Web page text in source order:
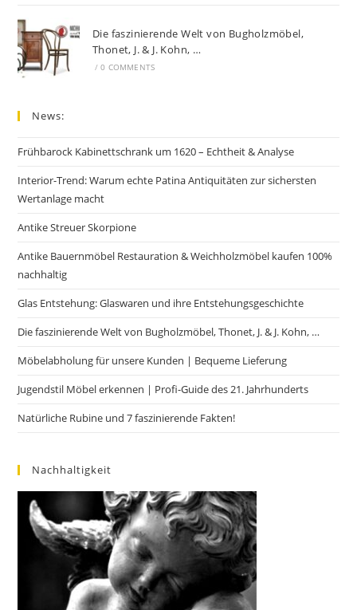
Die faszinierende Welt von Bugholzmöbel,
Thonet, J. & J. Kohn, …
/ 0 COMMENTS
News:
Frühbarock Kabinettschrank um 1620 – Echtheit & Analyse
Interior-Trend: Warum echte Patina Antiquitäten zur sichersten
Wertanlage macht
Antike Streuer Skorpione
Antike Bauernmöbel Restauration & Weichholzmöbel kaufen 100%
nachhaltig
Glas Entstehung: Glaswaren und ihre Entstehungsgeschichte
Die faszinierende Welt von Bugholzmöbel, Thonet, J. & J. Kohn, …
Möbelabholung für unsere Kunden | Bequeme Lieferung
Jugendstil Möbel erkennen | Profi-Guide des 21. Jahrhunderts
Natürliche Rubine und 7 faszinierende Fakten!
Nachhaltigkeit